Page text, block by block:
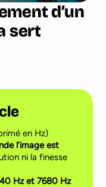
d’un
sert
en Hz)
l’image est
ni la finesse
Hz et 7680 Hz